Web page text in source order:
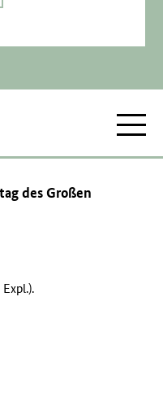
des Großen